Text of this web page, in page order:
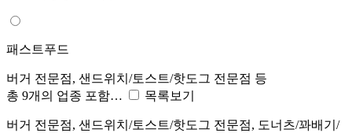
패스트푸드
버거 전문점, 샌드위치/토스트/핫도그 전문점 등
총 9개의 업종 포함…
목록보기
버거 전문점, 샌드위치/토스트/핫도그 전문점, 도너츠/꽈배기/